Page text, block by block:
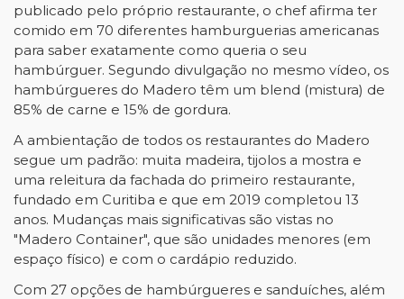
publicado pelo próprio restaurante, o chef afirma ter
comido em 70 diferentes hamburguerias americanas
para saber exatamente como queria o seu
hambúrguer. Segundo divulgação no mesmo vídeo, os
hambúrgueres do Madero têm um blend (mistura) de
85% de carne e 15% de gordura.
A ambientação de todos os restaurantes do Madero
segue um padrão: muita madeira, tijolos a mostra e
uma releitura da fachada do primeiro restaurante,
fundado em Curitiba e que em 2019 completou 13
anos. Mudanças mais significativas são vistas no
"Madero Container", que são unidades menores (em
espaço físico) e com o cardápio reduzido.
Com 27 opções de hambúrgueres e sanduíches, além